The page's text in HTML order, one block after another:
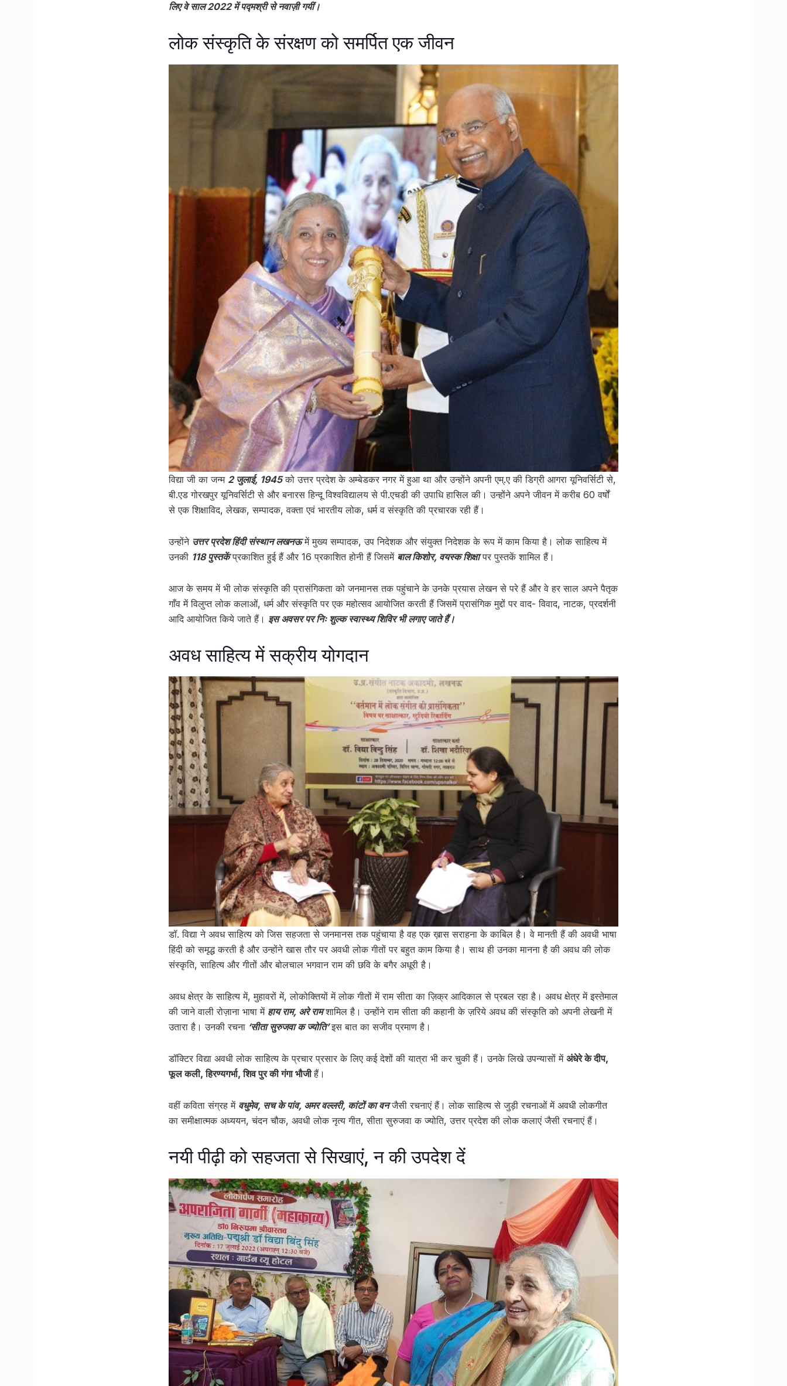
लिए वे साल 2022 में पद्मश्री से नवाज़ी गयीं।
लोक संस्कृति के संरक्षण को समर्पित एक जीवन
विद्या जी का जन्म 2 जुलाई, 1945को उत्तर प्रदेश के अम्बेडकर नगर में हुआ था और उन्होंने अपनी एम्.ए की डिग्री आगरा यूनिवर्सिटी से,
बी.एड गोरखपुर यूनिवर्सिटी से और बनारस हिन्दू विश्वविद्यालय से पी.एचडी की उपाधि हासिल की। उन्होंने अपने जीवन में करीब 60 वर्षों
से एक शिक्षाविद, लेखक, सम्पादक, वक्ता एवं भारतीय लोक, धर्म व संस्कृति की प्रचारक रही हैं।
उन्होंने उत्तर प्रदेश हिंदी संस्थान लखनऊमें मुख्य सम्पादक, उप निदेशक और संयुक्त निदेशक के रूप में काम किया है। लोक साहित्य में
उनकी 118 पुस्तकेंप्रकाशित हुई हैं और 16 प्रकाशित होनी हैं जिसमें बाल किशोर, वयस्क शिक्षापर पुस्तकें शामिल हैं।
आज के समय में भी लोक संस्कृति की प्रासंगिकता को जनमानस तक पहुंचाने के उनके प्रयास लेखन से परे हैं और वे हर साल अपने पैतृक
गाँव में विलुप्त लोक कलाओं, धर्म और संस्कृति पर एक महोत्सव आयोजित करती हैं जिसमें प्रासंगिक मुद्दों पर वाद- विवाद, नाटक, प्रदर्शनी
आदि आयोजित किये जाते हैं। इस अवसर पर निः शुल्क स्वास्थ्य शिविर भी लगाए जाते हैं।
अवध साहित्य में सक्रीय योगदान
डॉ. विद्या ने अवध साहित्य को जिस सहजता से जनमानस तक पहुंचाया है वह एक ख़ास सराहना के काबिल है। वे मानती हैं की अवधी भाषा
हिंदी को समृद्ध करती है और उन्होंने खास तौर पर अवधी लोक गीतों पर बहुत काम किया है। साथ ही उनका मानना है की अवध की लोक
संस्कृति, साहित्य और गीतों और बोलचाल भगवान राम की छवि के बगैर अधूरी है।
अवध क्षेत्र के साहित्य में, मुहावरों में, लोकोक्तियों में लोक गीतों में राम सीता का ज़िक्र आदिकाल से प्रबल रहा है। अवध क्षेत्र में इस्तेमाल
की जाने वाली रोज़ाना भाषा में हाय राम, अरे रामशामिल है। उन्होंने राम सीता की कहानी के ज़रिये अवध की संस्कृति को अपनी लेखनी में
उतारा है। उनकी रचना ‘सीता सुरुजवा क ज्योति’इस बात का सजीव प्रमाण है।
डॉक्टिर विद्या अवधी लोक साहित्य के प्रचार प्रसार के लिए कई देशों की यात्रा भी कर चुकी हैं। उनके लिखे उपन्यासों में अंधेरे के दीप,
फूल कली, हिरण्यगर्भा, शिव पुर की गंगा भौजीहैं।
वहीं कविता संग्रह में वधुमेव, सच के पांव, अमर वल्लरी, कांटों का वनजैसी रचनाएं हैं। लोक साहित्य से जुड़ी रचनाओं में अवधी लोकगीत
का समीक्षात्मक अध्ययन, चंदन चौक, अवधी लोक नृत्य गीत, सीता सुरुजवा क ज्योति, उत्तर प्रदेश की लोक कलाएं जैसी रचनाएं हैं।
नयी पीढ़ी को सहजता से सिखाएं, न की उपदेश दें